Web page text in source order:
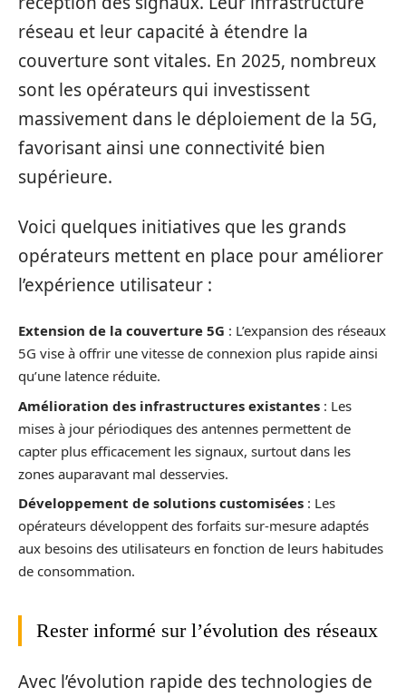
réseau et leur capacité à étendre la
couverture sont vitales. En 2025, nombreux
sont les opérateurs qui investissent
massivement dans le déploiement de la 5G,
favorisant ainsi une connectivité bien
supérieure.
Voici quelques initiatives que les grands
opérateurs mettent en place pour améliorer
l’expérience utilisateur :
Extension de la couverture 5G : L’expansion des réseaux
5G vise à offrir une vitesse de connexion plus rapide ainsi
qu’une latence réduite.
Amélioration des infrastructures existantes : Les
mises à jour périodiques des antennes permettent de
capter plus efficacement les signaux, surtout dans les
zones auparavant mal desservies.
Développement de solutions customisées : Les
opérateurs développent des forfaits sur-mesure adaptés
aux besoins des utilisateurs en fonction de leurs habitudes
de consommation.
Rester informé sur l’évolution des réseaux
Avec l’évolution rapide des technologies de